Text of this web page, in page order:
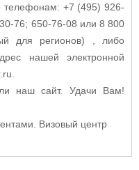
+7 (495) 926-
76; 650-76-08 или 8 800
для регионов) , либо
нашей электронной
наш сайт. Удачи Вам!
Визовый центр